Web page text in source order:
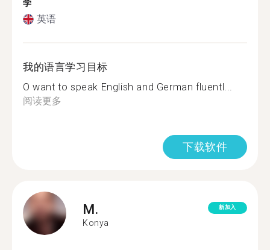
学
英语
我的语言学习目标
O want to speak English and German fluentl...
阅读更多
下载软件
M.
Konya
新加入